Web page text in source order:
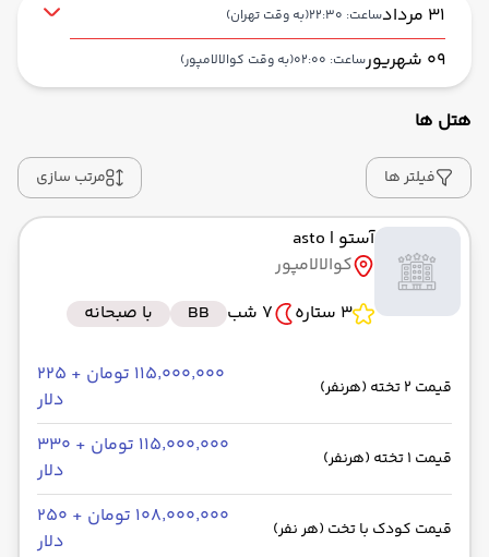
31 مرداد ساعت: 22:30 (به وقت تهران)
09 شهریور ساعت: 02:00 (به وقت کوالالامپور)
حرکت از مبدا: 22:30
به فرودگاه بین‌المللی کوالالامپور KUL
رسیدن به مقصد : 11:00
ایران ایرتور -Economy
مدت سفر: 08:00
از فرودگاه بین‌المللی کوالالامپور KUL
حرکت از مبدا: 02:00
به فرودگاه بین‌المللی امام خمینی IKA
رسیدن به مقصد : 05:50
هتل ها
فیلتر ها مرتب سازی
آستو | asto
کوالالامپور
3 ستاره
7 شب BB با صبحانه
قیمت 2 تخته (هرنفر)
۱۱۵٬۰۰۰٬۰۰۰ تومان + ۲۲۵
دلار
قیمت 1 تخته (هرنفر)
۱۱۵٬۰۰۰٬۰۰۰ تومان + ۳۳۰
دلار
قیمت کودک با تخت (هر نفر)
۱۰۸٬۰۰۰٬۰۰۰ تومان + ۲۵۰
دلار